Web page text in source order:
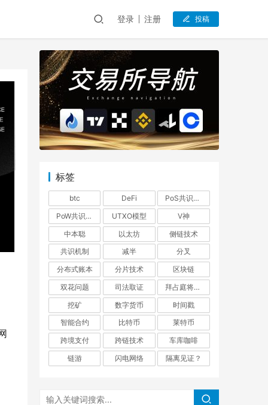
登录 注册 投稿
标签
btc DeFi
PoS共识机制
PoW共识机制
UTXO模型
V神
中本聪
以太坊
侧链技术
共识机制
减半
分叉
分布式账本
分片技术
区块链
双花问题
司法取证
拜占庭将军问题
挖矿
数字货币
时间戳
智能合约
比特币
莱特币
跨境支付
跨链技术
车库咖啡
链游
闪电网络 隔离见证？